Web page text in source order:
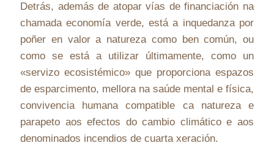
Detrás, además de atopar vías de financiación na
chamada economía verde, está a inquedanza por
poñer en valor a natureza como ben común, ou
como se está a utilizar últimamente, como un
«servizo ecosistémico» que proporciona espazos
de esparcimento, mellora na saúde mental e física,
convivencia humana compatible ca natureza e
parapeto aos efectos do cambio climático e aos
denominados incendios de cuarta xeración.